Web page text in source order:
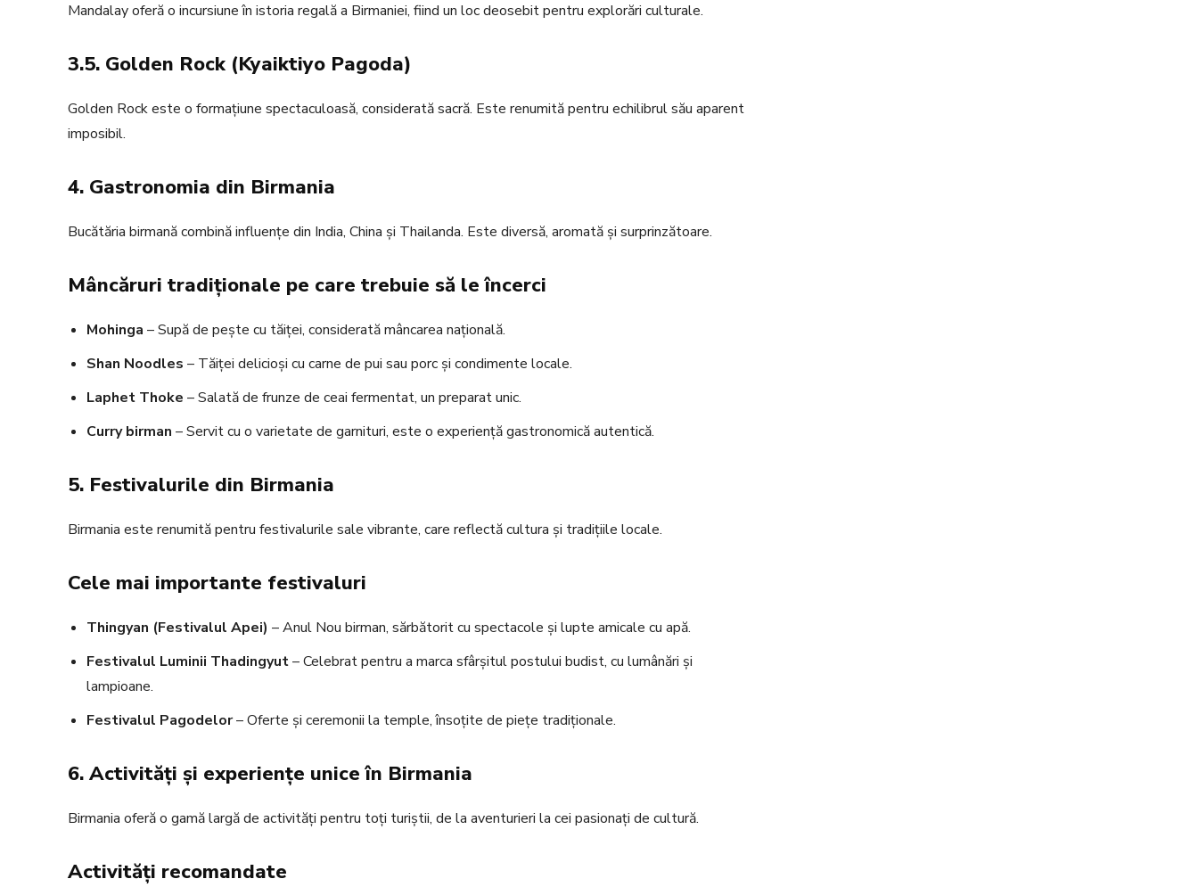
Mandalay oferă o incursiune în istoria regală a Birmaniei, fiind un loc deosebit pentru explorări culturale.
3.5. Golden Rock (Kyaiktiyo Pagoda)
Golden Rock este o formațiune spectaculoasă, considerată sacră. Este renumită pentru echilibrul său aparent
imposibil.
4. Gastronomia din Birmania
Bucătăria birmană combină influențe din India, China și Thailanda. Este diversă, aromată și surprinzătoare.
Mâncăruri tradiționale pe care trebuie să le încerci
Mohinga – Supă de pește cu tăiței, considerată mâncarea națională.
Shan Noodles – Tăiței delicioși cu carne de pui sau porc și condimente locale.
Laphet Thoke – Salată de frunze de ceai fermentat, un preparat unic.
Curry birman – Servit cu o varietate de garnituri, este o experiență gastronomică autentică.
5. Festivalurile din Birmania
Birmania este renumită pentru festivalurile sale vibrante, care reflectă cultura și tradițiile locale.
Cele mai importante festivaluri
Thingyan (Festivalul Apei) – Anul Nou birman, sărbătorit cu spectacole și lupte amicale cu apă.
Festivalul Luminii Thadingyut– Celebrat pentru a marca sfârșitul postului budist, cu lumânări și
lampioane.
Festivalul Pagodelor– Oferte și ceremonii la temple, însoțite de piețe tradiționale.
6. Activități și experiențe unice în Birmania
Birmania oferă o gamă largă de activități pentru toți turiștii, de la aventurieri la cei pasionați de cultură.
Activități recomandate